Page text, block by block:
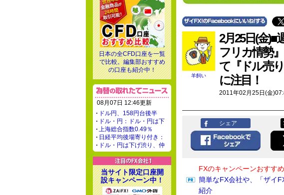
羊飼い
2月25日(金)■
フリカ情勢
て『ドル売
に注目！
2011年02月25日(金
シェア
FXのキャンペーンおすすめ
簡単なFX会社や、「ザイ
紹介
日本の全CFD口座を一覧
で比較。編集部おすすめ
の口座も紹介中！
08月07日 12:46更新
ドル円、158円台後半
ドル・円：ドル・円は下
上海総合指数0.49％
日経平均後場寄り付き：
ドル・円は下げ渋り、仲
当サイト限定口座開
設キャンペーン中！